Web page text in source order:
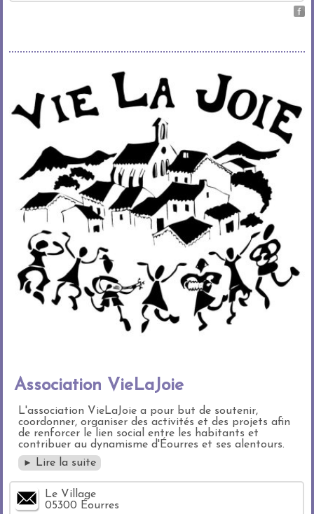
Association VieLaJoie
L'association VieLaJoie a pour but de soutenir,
coordonner, organiser des activités et des projets afin
de renforcer le lien social entre les habitants et
contribuer au dynamisme d'Éourres et ses alentours.
► Lire la suite
Le Village
05300 Éourres